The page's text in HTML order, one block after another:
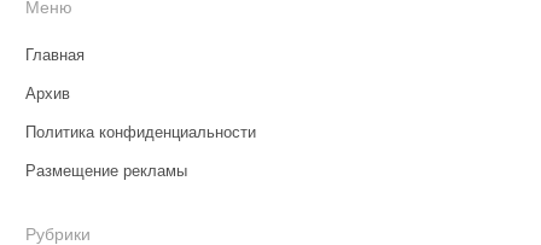
Меню
Главная
Архив
Политика конфиденциальности
Размещение рекламы
Рубрики